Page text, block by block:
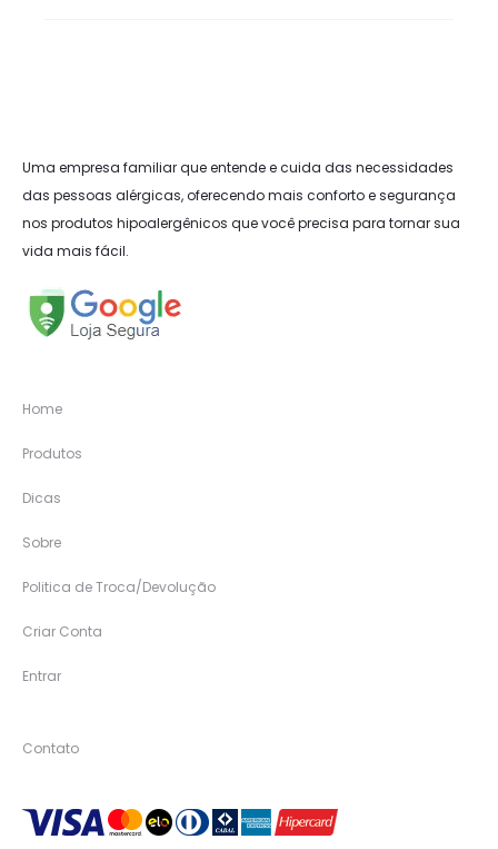
Uma empresa familiar que entende e cuida das necessidades
das pessoas alérgicas, oferecendo mais conforto e segurança
nos produtos hipoalergênicos que você precisa para tornar sua
vida mais fácil.
Home
Produtos
Dicas
Sobre
Politica de Troca/Devolução
Criar Conta
Entrar
Contato